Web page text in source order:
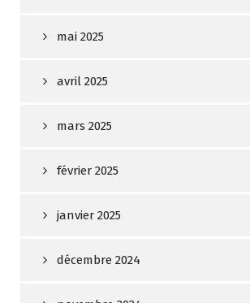
mai 2025
avril 2025
mars 2025
février 2025
janvier 2025
décembre 2024